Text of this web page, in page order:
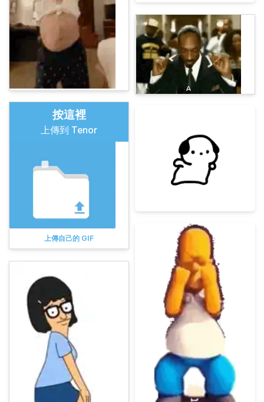
按這裡
上傳到 Tenor
上傳自己的 GIF